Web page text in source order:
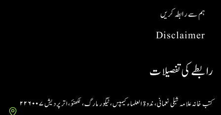
Disclaimer
ہم سے رابطہ کریں
رابطے کی تفصیلات
کتب خانہ علامہ شبلی نعمانی، ندوۃ العلماء کیمپس، ٹیگور مارگ، لکھنؤ، اتر پردیش ۲۲۶۰۰۷